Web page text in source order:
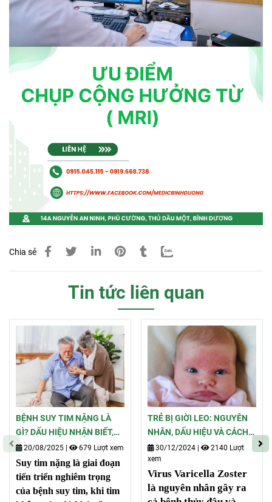
Chia sẻ
Tin tức liên quan
BỆNH SUY TIM NẶNG LÀ
GÌ? DẤU HIỆU NHẬN BIẾT,
CÁCH CHẨN ĐOÁN VÀ ĐIỀU
TRỊ
20/08/2025 | 679 Lượt xem
Suy tim nặng là giai đoạn
tiến triển nghiêm trọng
của bệnh suy tim, khi tim
TRẺ BỊ GIỜI LEO: NGUYÊN
NHÂN, DẤU HIỆU VÀ CÁCH
PHÒNG NGỪA
30/12/2024 |
2140 Lượt
xem
Virus Varicella Zoster
là nguyên nhân gây ra